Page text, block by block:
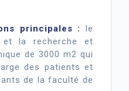
principales :
le
et la recherche et
de 3000 m2 qui
des patients et
de la faculté de